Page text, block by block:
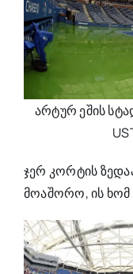
არტურ ეშის
ჯერ კორტის
მოაშორო, ის